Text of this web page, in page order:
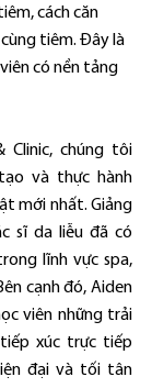
cách căn
tiêm. Đây là
có nền tảng
Clinic, chúng tôi
và thực hành
mới nhất. Giảng
sĩ da liễu đã có
lĩnh vực spa,
cạnh đó, Aiden
viên những trải
xúc trực tiếp
đại và tối tân